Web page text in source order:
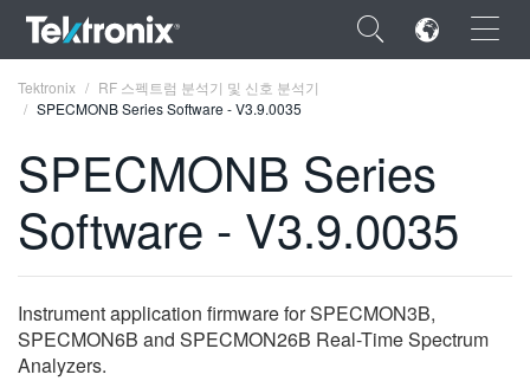
×
ENGLISH
FRANÇAIS
DEUTSCH
VIỆT NAM
Tektronix
RF 스펙트럼 분석기 및 신호 분석기
SPECMONB Series Software - V3.9.0035
SPECMONB Series
Software - V3.9.0035
Instrument application firmware for SPECMON3B,
SPECMON6B and SPECMON26B Real-Time Spectrum
Analyzers.